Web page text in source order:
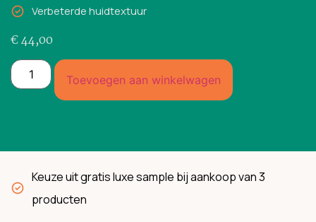
Verbeterde huidtextuur
€44,00
Toevoegen aan winkelwagen
Keuze uit gratis luxe sample bij aankoop van 3
producten